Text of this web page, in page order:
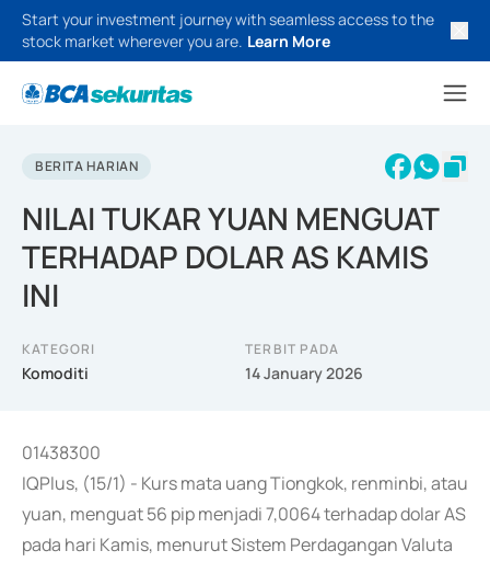
Start your investment journey with seamless access to the
stock market wherever you are. Learn More
BERITA HARIAN
NILAI TUKAR YUAN MENGUAT
TERHADAP DOLAR AS KAMIS
INI
KATEGORI
Komoditi
TERBIT PADA
14 January 2026
01438300
IQPlus, (15/1) - Kurs mata uang Tiongkok, renminbi, atau
yuan, menguat 56 pip menjadi 7,0064 terhadap dolar AS
pada hari Kamis, menurut Sistem Perdagangan Valuta